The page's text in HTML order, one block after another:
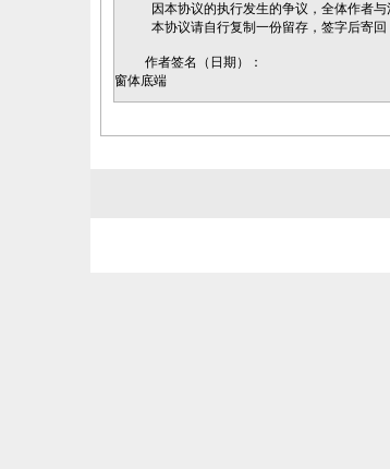
因本协议的执行发生的争议，全体作者
本协议请自行复制一份留存，签字后寄
作者签名（日期）：
窗体底端